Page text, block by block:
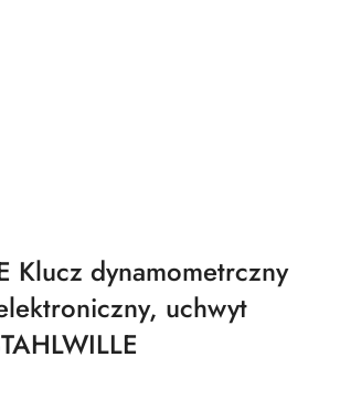
Klucz dynamometrczny
uchwyt